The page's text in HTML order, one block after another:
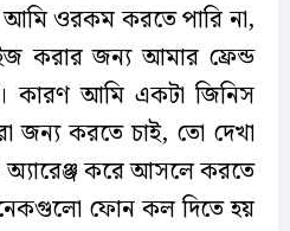
আমি ওরকম করতে পারি না,
করার জন্য আমার ফ্রেন্ড
কারণ আমি একটা জিনিস
জন্য করতে চাই, তো দেখা
করে আসলে করতে
ফোন কল দিতে হয়